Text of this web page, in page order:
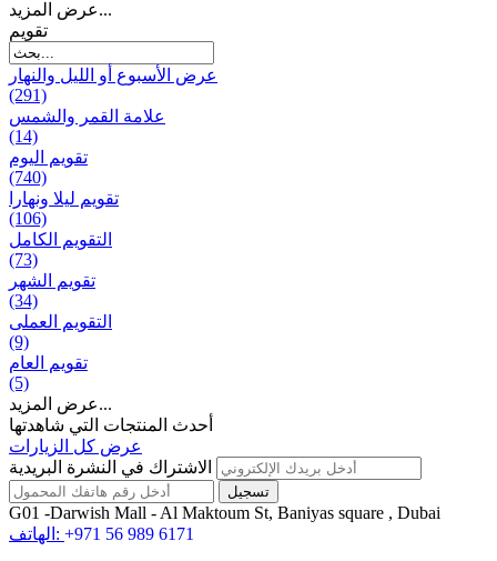
عرض المزيد...
تقويم
عرض الأسبوع أو الليل والنهار
(291)
علامة القمر والشمس
(14)
تقویم الیوم
(740)
تقويم ليلا ونهارا
(106)
التقويم الكامل
(73)
تقويم الشهر
(34)
التقويم العملی
(9)
تقويم العام
(5)
عرض المزيد...
أحدث المنتجات التي شاهدتها
عرض كل الزيارات
الاشتراك في النشرة البريدية
G01 -Darwish Mall - Al Maktoum St, Baniyas square , Dubai
الهاتف: +971 56 989 6171